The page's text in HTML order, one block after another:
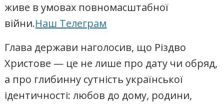
живе в умовах повномасштабної
війни.Наш Телеграм
Глава держави наголосив, що Різдво
Христове — це не лише про дату чи обряд,
а про глибинну сутність української
ідентичності: любов до дому, родини,